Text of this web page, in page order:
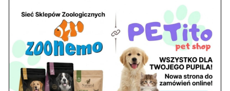
Z Życia Sklepu
Stwórz podwodne arcydzieło: Najpiękniejsze
rośliny akwariowe w ZooNemo – Legionowo i
Nowy Dwór Mazowiecki
Upały wracają! Zadbaj o komfort swojego pupila
z matami chłodzącymi ZooNemo
Petito Pet Shop – Internetowy Sklep Zoologiczny